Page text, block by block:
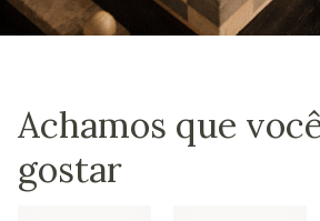
Achamos que
gostar